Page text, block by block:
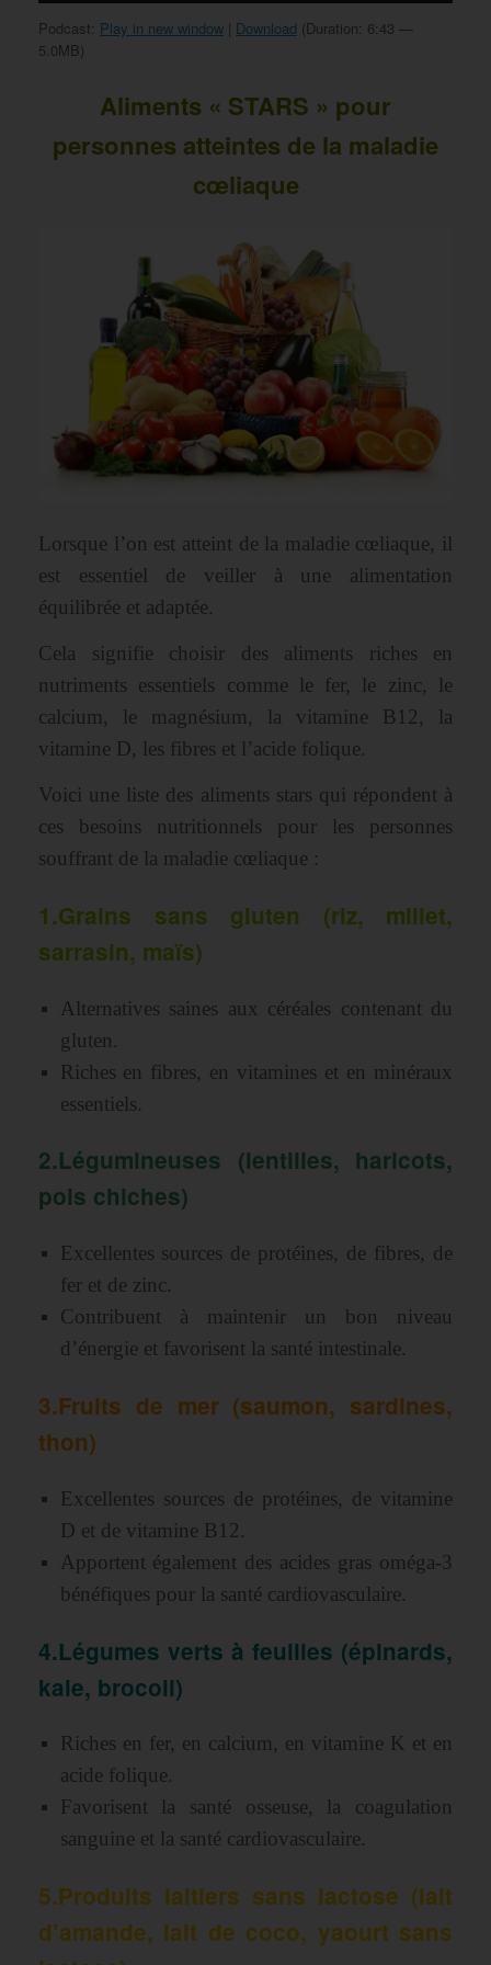
Podcast: Play in new window Download (Duration: 6:43 —
5.0MB)
Aliments « STARS » pour
personnes atteintes de la maladie
cœliaque
Lorsque l’on est atteint de la maladie cœliaque, il
est essentiel de veiller à une alimentation
équilibrée et adaptée.
Cela signifie choisir des aliments riches en
nutriments essentiels comme le fer, le zinc, le
calcium, le magnésium, la vitamine B12, la
vitamine D, les fibres et l’acide folique.
Voici une liste des aliments stars qui répondent à
ces besoins nutritionnels pour les personnes
souffrant de la maladie cœliaque :
1.Grains sans gluten (riz, millet,
sarrasin, maïs)
Alternatives saines aux céréales contenant du
gluten.
Riches en fibres, en vitamines et en minéraux
essentiels.
2.Légumineuses (lentilles, haricots,
pois chiches)
Excellentes sources de protéines, de fibres, de
fer et de zinc.
Contribuent à maintenir un bon niveau
d’énergie et favorisent la santé intestinale.
3.Fruits de mer (saumon, sardines,
thon)
Excellentes sources de protéines, de vitamine
D et de vitamine B12.
Apportent également des acides gras oméga-3
bénéfiques pour la santé cardiovasculaire.
4.Légumes verts à feuilles (épinards,
kale, brocoli)
Riches en fer, en calcium, en vitamine K et en
acide folique.
Favorisent la santé osseuse, la coagulation
sanguine et la santé cardiovasculaire.
5.Produits laitiers sans lactose (lait
d’amande, lait de coco, yaourt sans